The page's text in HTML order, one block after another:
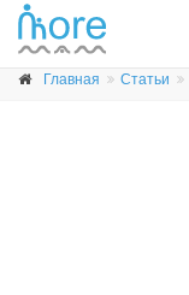
Главная Статьи